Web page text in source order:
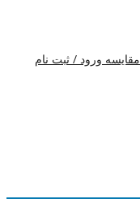
مقایسه ورود / ثبت نام